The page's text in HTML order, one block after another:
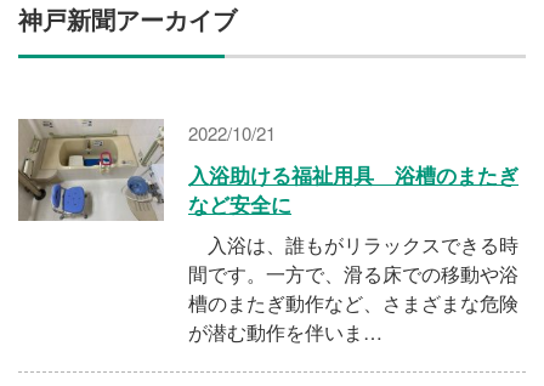
施設・料金
アクセス
神戸新聞アーカイブ
2022/10/21
入浴助ける福祉用具 浴槽のまたぎ
など安全に
入浴は、誰もがリラックスできる時
間です。一方で、滑る床での移動や浴
槽のまたぎ動作など、さまざまな危険
が潜む動作を伴いま…